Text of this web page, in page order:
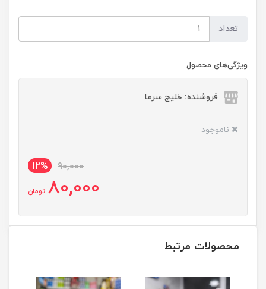
تعداد
ویژگی‌های محصول
فروشنده: خلیج سرما
ناموجود
90,000
12%
80,000 تومان
محصولات مرتبط